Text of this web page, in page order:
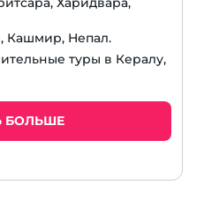
Кашмир, Непал.
туры в Кералу,
БОЛЬШЕ